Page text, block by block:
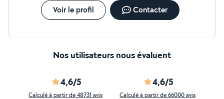
Voir le profil Contacter
Nos utilisateurs nous évaluent
4,6/5
Calculé à partir de 48731 avis
4,6/5
Calculé à partir de 66000 avis